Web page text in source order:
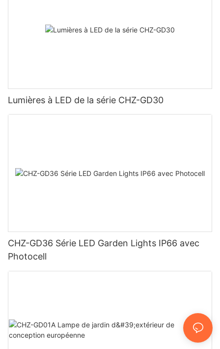
Lumières à LED de la série CHZ-GD30
CHZ-GD36 Série LED Garden Lights IP66 avec
Photocell